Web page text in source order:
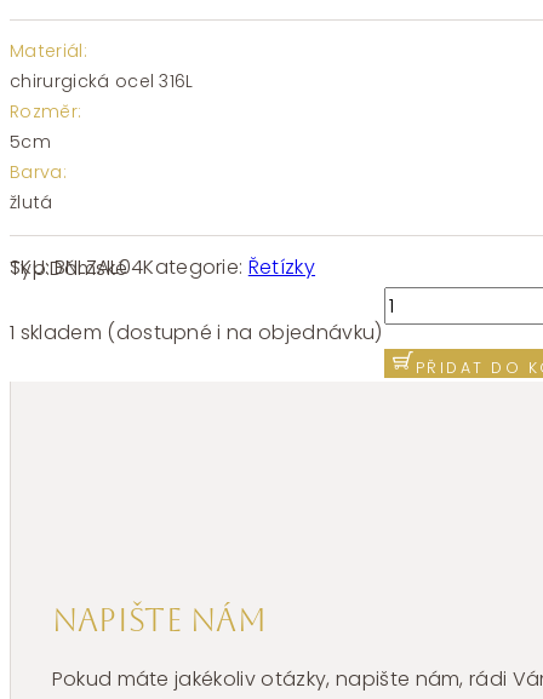
Materiál:
chirurgická ocel 316L
Rozměr:
5cm
Barva:
žlutá
SKU:BNLZAL04Kategorie: Řetízky
Typ:Dámské
1 skladem (dostupné i na objednávku)
Prodlužovací
ocelová
očka
BROSWAY
PŘIDAT DO
Napište nám
Pokud máte jakékoliv otázky, napište nám, rádi